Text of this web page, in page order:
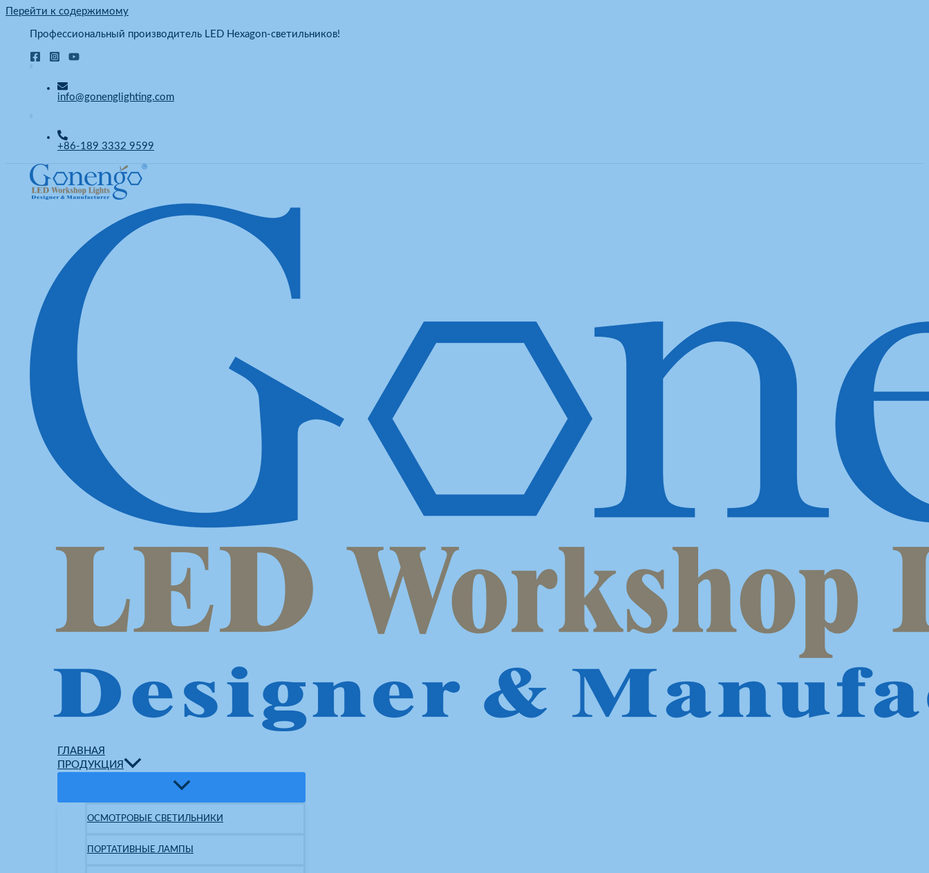
Перейти к содержимому
Профессиональный производитель LED Hexagon-светильников!
info@gonenglighting.com
+86-189 3332 9599
ГЛАВНАЯ
ПРОДУКЦИЯ
ОСМОТРОВЫЕ СВЕТИЛЬНИКИ
ПОРТАТИВНЫЕ ЛАМПЫ